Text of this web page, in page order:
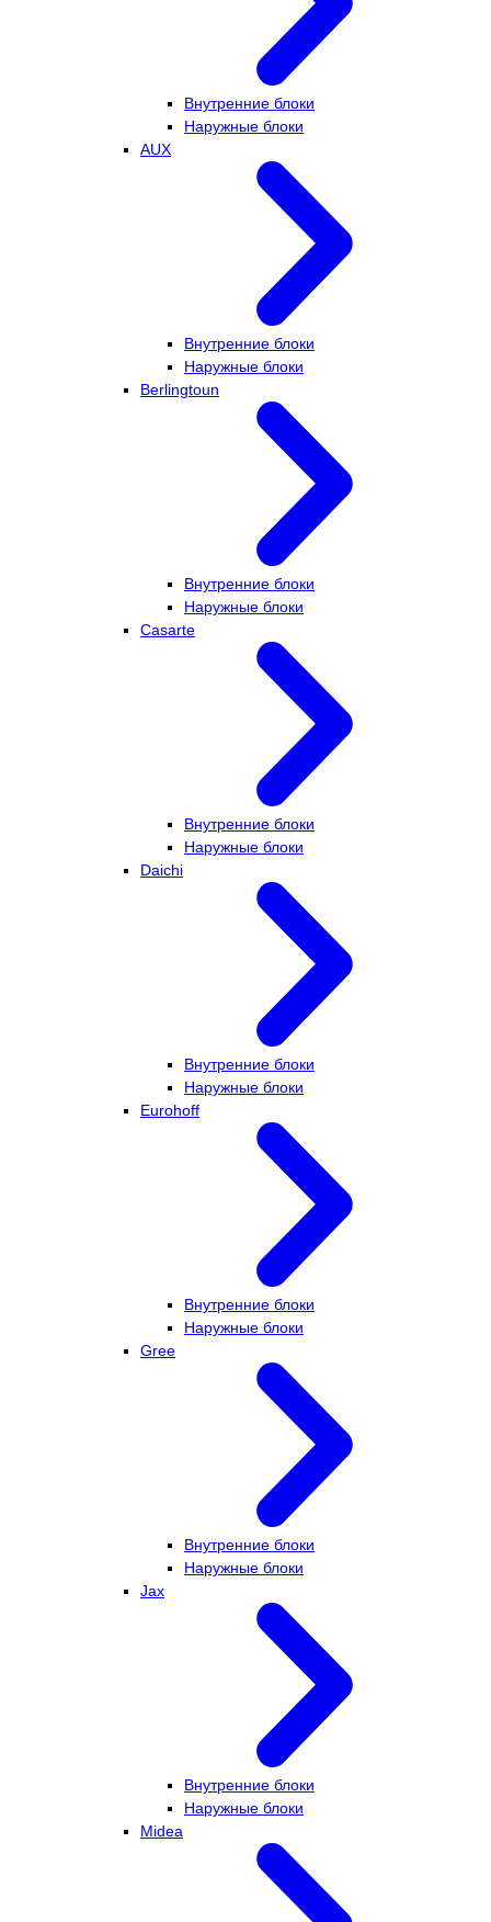
Внутренние блоки
Наружные блоки
AUX
Внутренние блоки
Наружные блоки
Berlingtoun
Внутренние блоки
Наружные блоки
Casarte
Внутренние блоки
Наружные блоки
Daichi
Внутренние блоки
Наружные блоки
Eurohoff
Внутренние блоки
Наружные блоки
Gree
Внутренние блоки
Наружные блоки
Jax
Внутренние блоки
Наружные блоки
Midea